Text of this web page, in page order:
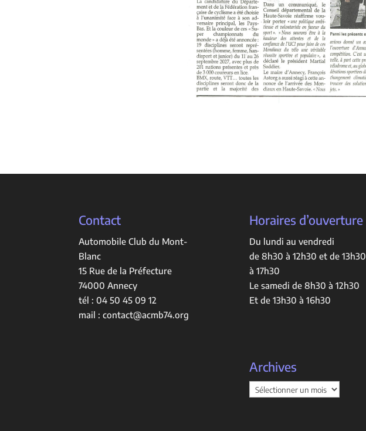
Contact
Automobile Club du Mont-
Blanc
15 Rue de la Préfecture
74000 Annecy
tél :04 50 45 09 12
mail :contact@acmb74.org
Horaires d’ouverture
Du lundi au vendredi
de 8h30 à 12h30 et de 13h30
à 17h30
Le samedi de 8h30 à 12h30
Et de 13h30 à 16h30
Archives
Archives